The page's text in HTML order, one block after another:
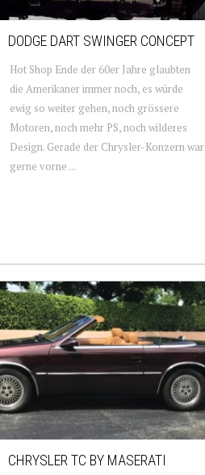
DODGE DART SWINGER CONCEPT
Hot Shop Ende der 60er Jahre glaubten
die Amerikaner immer noch, es würde
ewig so weiter gehen, noch grössere
Motoren, noch mehr PS, noch wilderes
Design. Gerade der Chrysler-Konzern war
gerne vorne ...
CHRYSLER TC BY MASERATI